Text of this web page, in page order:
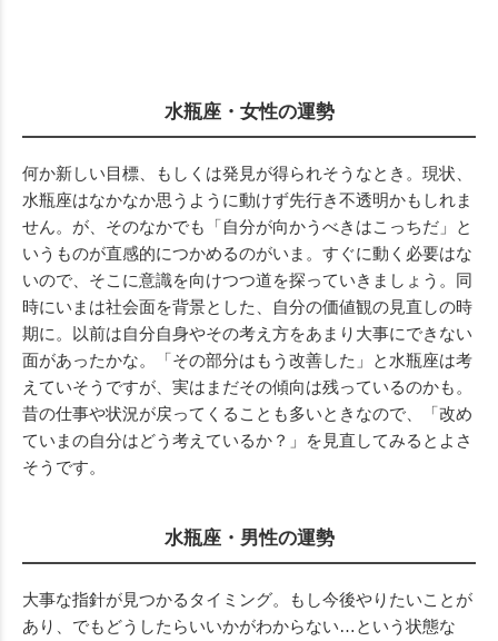
水瓶座・女性の運勢
何か新しい目標、もしくは発見が得られそうなとき。現状、
水瓶座はなかなか思うように動けず先行き不透明かもしれま
せん。が、そのなかでも「自分が向かうべきはこっちだ」と
いうものが直感的につかめるのがいま。すぐに動く必要はな
いので、そこに意識を向けつつ道を探っていきましょう。同
時にいまは社会面を背景とした、自分の価値観の見直しの時
期に。以前は自分自身やその考え方をあまり大事にできない
面があったかな。「その部分はもう改善した」と水瓶座は考
えていそうですが、実はまだその傾向は残っているのかも。
昔の仕事や状況が戻ってくることも多いときなので、「改め
ていまの自分はどう考えているか？」を見直してみるとよさ
そうです。
水瓶座・男性の運勢
大事な指針が見つかるタイミング。もし今後やりたいことが
あり、でもどうしたらいいかがわからない…という状態な